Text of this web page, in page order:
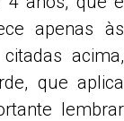
apenas às
acima,
que aplica
lembrar